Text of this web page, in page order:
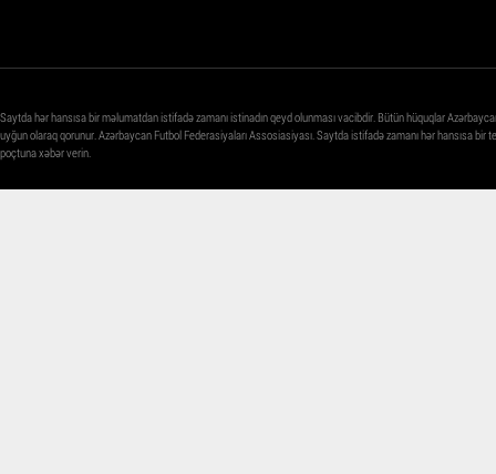
Saytda hər hansısa bir məlumatdan istifadə zamanı istinadın qeyd olunması vacibdir. Bütün hüquqlar
uyğun olaraq qorunur. Azərbaycan Futbol Federasiyaları Assosiasiyası. Saytda istifadə zamanı hər hansısa
poçtuna xəbər verin.